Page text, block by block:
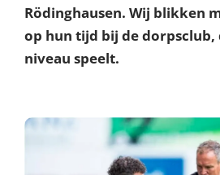
Rödinghausen. Wij blikken
op hun tijd bij de
niveau speelt.